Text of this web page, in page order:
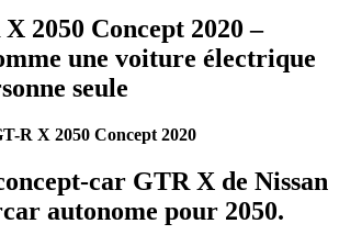
2050 Concept 2020 –
une voiture électrique
seule
R X 2050 Concept 2020
car GTR X de Nissan
autonome pour 2050.